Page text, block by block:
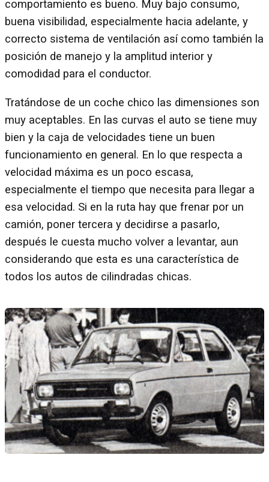
comportamiento es bueno. Muy bajo consumo,
buena visibilidad, especialmente hacia adelante, y
correcto sistema de ventilación así como también la
posición de manejo y la amplitud interior y
comodidad para el conductor.
Tratándose de un coche chico las dimensiones son
muy aceptables. En las curvas el auto se tiene muy
bien y la caja de velocidades tiene un buen
funcionamiento en general. En lo que respecta a
velocidad máxima es un poco escasa,
especialmente el tiempo que necesita para llegar a
esa velocidad. Si en la ruta hay que frenar por un
camión, poner tercera y decidirse a pasarlo,
después le cuesta mucho volver a levantar, aun
considerando que esta es una característica de
todos los autos de cilindradas chicas.